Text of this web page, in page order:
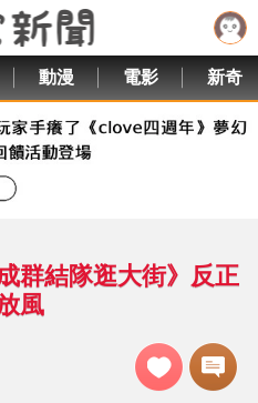
動漫 電影 新奇
群結隊逛大街》反正
風